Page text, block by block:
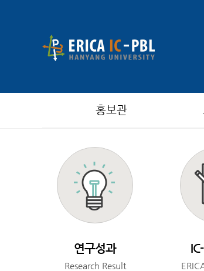
홍보관
연구성과
Research Result